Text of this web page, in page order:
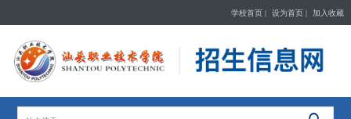
学校首页 | 设为首页 | 加入收藏